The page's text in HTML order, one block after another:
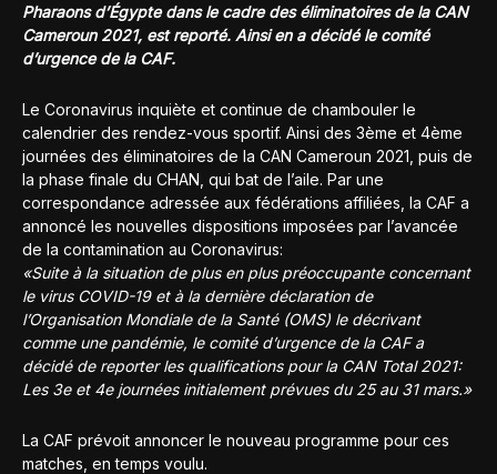
Pharaons d’Égypte dans le cadre des éliminatoires de la CAN
Cameroun 2021, est reporté. Ainsi en a décidé le comité
d’urgence de la CAF.
Le Coronavirus inquiète et continue de chambouler le
calendrier des rendez-vous sportif. Ainsi des 3ème et 4ème
journées des éliminatoires de la CAN Cameroun 2021, puis de
la phase finale du CHAN, qui bat de l’aile. Par une
correspondance adressée aux fédérations affiliées, la CAF a
annoncé les nouvelles dispositions imposées par l’avancée
de la contamination au Coronavirus:
«Suite à la situation de plus en plus préoccupante concernant
le virus COVID-19 et à la dernière déclaration de
l’Organisation Mondiale de la Santé (OMS) le décrivant
comme une pandémie, le comité d’urgence de la CAF a
décidé de reporter les qualifications pour la CAN Total 2021:
Les 3e et 4e journées initialement prévues du 25 au 31 mars.»
La CAF prévoit annoncer le nouveau programme pour ces
matches, en temps voulu.